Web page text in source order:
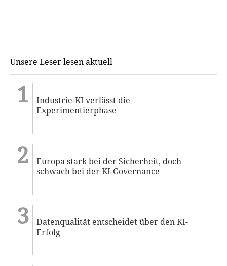
Unsere Leser lesen aktuell
Industrie-KI verlässt die
Experimentierphase
Europa stark bei der Sicherheit, doch
schwach bei der KI-Governance
Datenqualität entscheidet über den KI-
Erfolg